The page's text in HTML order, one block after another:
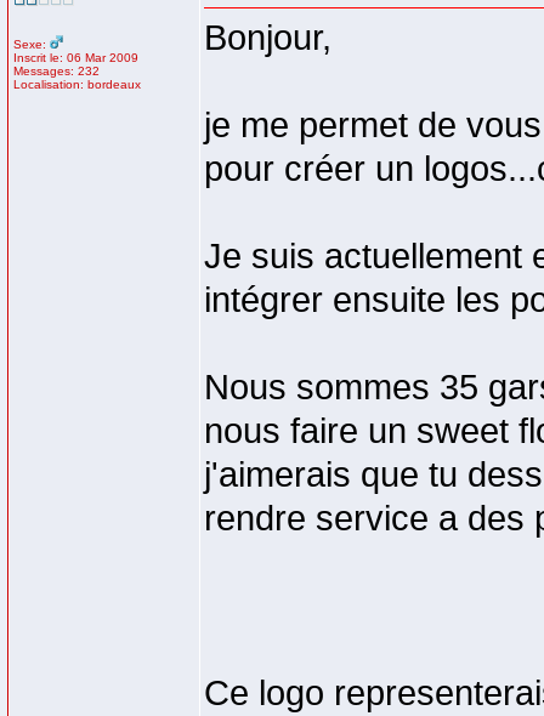
Sexe:
Inscrit le: 06 Mar 2009
Messages: 232
Localisation: bordeaux
Bonjour,
je me permet de
pour créer un
Je suis actuellement
intégrer ensuite les
Nous sommes 35
nous faire un sweet
j'aimerais que tu
rendre service a des
Ce logo